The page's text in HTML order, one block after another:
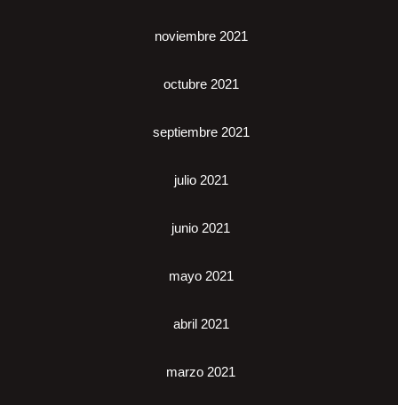
noviembre 2021
octubre 2021
septiembre 2021
julio 2021
junio 2021
mayo 2021
abril 2021
marzo 2021